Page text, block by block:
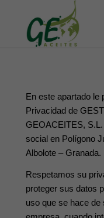
En este apartado le
Privacidad de
GEOACEITES,
social en Polígono
Albolote – Granada.
Respetamos su
proteger sus datos
uso que se hace